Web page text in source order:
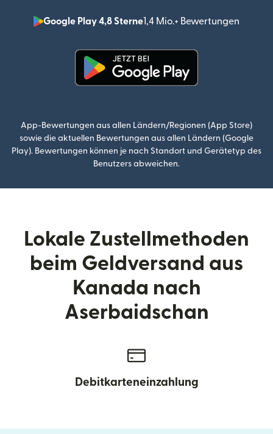
Google Play 4,8 Sterne1,4 Mio.+ Bewertungen
App-Bewertungen aus allen Ländern/Regionen (App Store)
sowie die aktuellen Bewertungen aus allen Ländern (Google
Play). Bewertungen können je nach Standort und Gerätetyp des
Benutzers abweichen.
Lokale Zustellmethoden
beim Geldversand aus
Kanada nach
Aserbaidschan
Debitkarteneinzahlung